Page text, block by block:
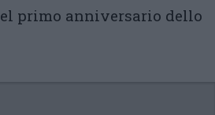
primo anniversario dello